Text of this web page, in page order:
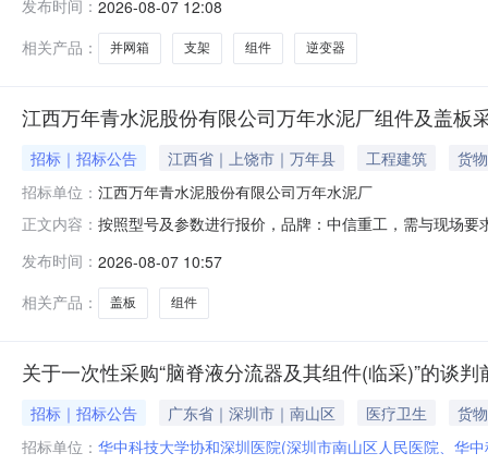
421223-04-01-577744项目单位:湖北省恒晖崇光伏科技
发布时间： 2026-08-07 12:08
相关产品：
并网箱 支架 组件 逆变器
江西万年青水泥股份有限公司万年水泥厂组件及盖
招标｜招标公告 江西省｜上饶市｜万年县 工程建筑
货物
招标单位： 江西万年青水泥股份有限公司万年水泥厂
正文内容： 按照型号及参数进行报价，品牌：中信重工，需与现场
发布时间： 2026-08-07 10:57
相关产品：
盖板 组件
关于一次性采购“脑脊液分流器及其组件(临采)”的谈判
招标｜招标公告 广东省｜深圳市｜南山区 医疗卫生
货物
招标单位： 华中科技大学协和深圳医院(深圳市南山区人民医院、华